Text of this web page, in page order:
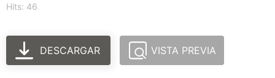
Hits: 46
DESCARGAR VISTA PREVIA